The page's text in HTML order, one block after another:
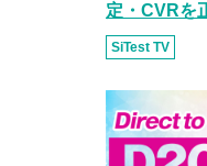
定・CVRを
SiTest TV